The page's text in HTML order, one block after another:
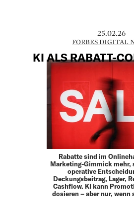
25.02.26
FORBES DIGITAL
KI ALS RABATT-
Rabatte sind im
Marketing-Gimmick mehr,
operative
Deckungsbeitrag, Lager,
Cashflow. KI kann
dosieren – aber nur, wenn